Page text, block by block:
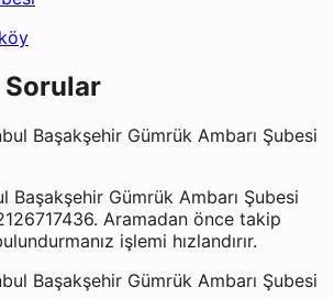
Sorular
Başakşehir Gümrük Ambarı Şubesi
Başakşehir Gümrük Ambarı Şubesi
Aramadan önce takip
işlemi hızlandırır.
Başakşehir Gümrük Ambarı Şubesi